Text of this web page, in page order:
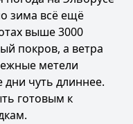
зима всё ещё
выше 3000
покров, а ветра
метели
дни чуть длиннее.
готовым к